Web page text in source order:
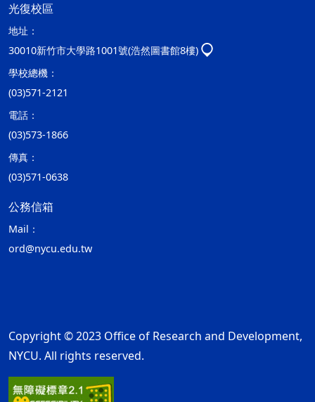
光復校區
地址：
30010新竹市大學路1001號(浩然圖書館8樓)
學校總機：
(03)571-2121
電話：
(03)573-1866
傳真：
(03)571-0638
公務信箱
Mail：
ord@nycu.edu.tw
Copyright © 2023 Office of Research and Development,
NYCU. All rights reserved.